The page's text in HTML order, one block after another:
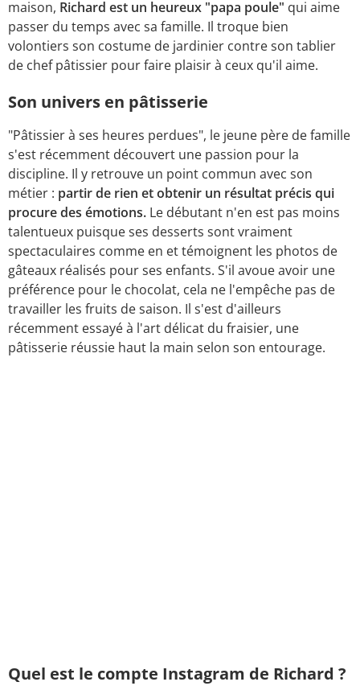
maison, Richard est un heureux "papa poule" qui aime
passer du temps avec sa famille. Il troque bien
volontiers son costume de jardinier contre son tablier
de chef pâtissier pour faire plaisir à ceux qu'il aime.
Son univers en pâtisserie
"Pâtissier à ses heures perdues", le jeune père de famille
s'est récemment découvert une passion pour la
discipline. Il y retrouve un point commun avec son
métier : partir de rien et obtenir un résultat précis qui
procure des émotions. Le débutant n'en est pas moins
talentueux puisque ses desserts sont vraiment
spectaculaires comme en et témoignent les photos de
gâteaux réalisés pour ses enfants. S'il avoue avoir une
préférence pour le chocolat, cela ne l'empêche pas de
travailler les fruits de saison. Il s'est d'ailleurs
récemment essayé à l'art délicat du fraisier, une
pâtisserie réussie haut la main selon son entourage.
Quel est le compte Instagram de Richard ?